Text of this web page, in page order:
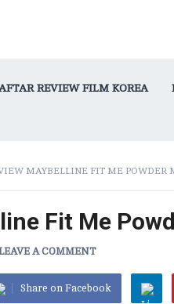
REVIEW FILM KOREA
MAYBELLINE FIT ME POWDER
Fit Me
A COMMENT
Share on Facebook